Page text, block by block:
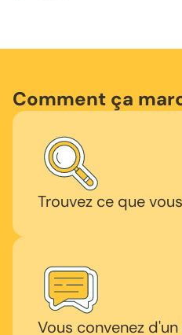
Comment ça
Trouvez ce que
Vous convenez